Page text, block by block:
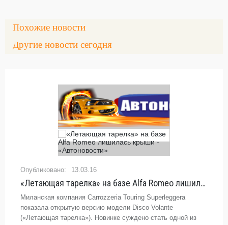
Похожие новости
Другие новости сегодня
13.03.16
«Летающая тарелка» на базе Alfa Romeo лишилась крыши - «Автоновости»
Миланская компания Carrozzeria Touring Superleggera
показала открытую версию модели Disco Volante
(«Летающая тарелка»). Новинке суждено стать одной из